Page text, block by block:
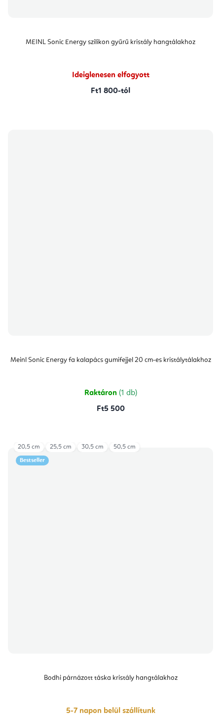
MEINL Sonic Energy szilikon gyűrű kristály hangtálakhoz
Ideiglenesen elfogyott
Ft1 800-tól
Meinl Sonic Energy fa kalapács gumifejjel 20 cm-es kristálytálakhoz
Raktáron (1 db)
Ft5 500
Bestseller
Bodhi párnázott táska kristály hangtálakhoz
5-7 napon belül szállítunk
20,5 cm 25,5 cm 30,5 cm 50,5 cm